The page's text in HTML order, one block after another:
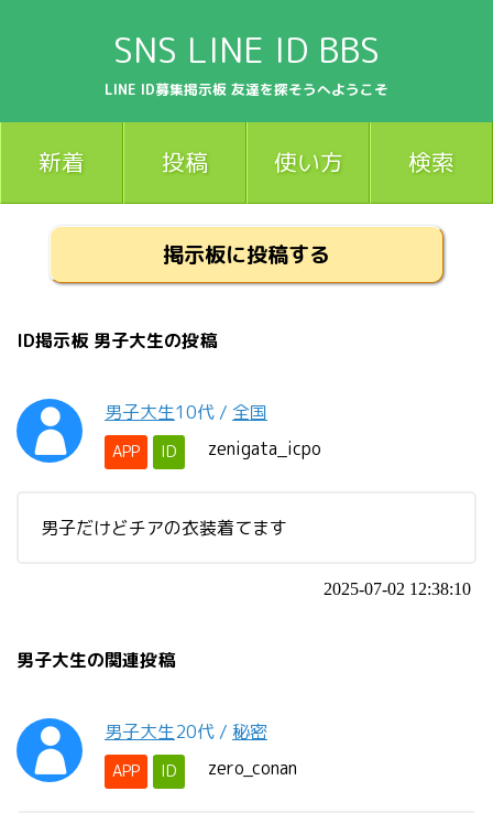
SNS LINE ID BBS
LINE ID募集掲示板 友達を探そうへようこそ
新着 投稿 使い方 検索
掲示板に投稿する
ID掲示板 男子大生の投稿
男子大生10代 / 全国
APP ID zenigata_icpo
男子だけどチアの衣装着てます
2025-07-02 12:38:10
男子大生の関連投稿
男子大生20代 / 秘密
APP ID zero_conan